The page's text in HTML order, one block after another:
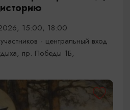
15:00, 18:00
- центральный вход
пр. Победы 1Б,